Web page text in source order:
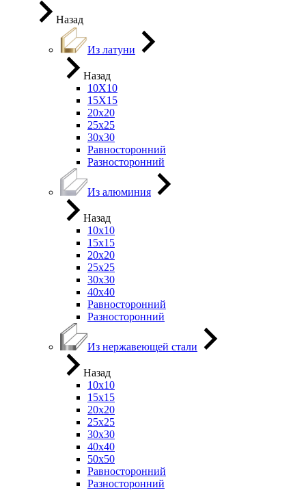
Назад
Из латуни
Назад
10Х10
15Х15
20х20
25х25
30х30
Равносторонний
Разносторонний
Из алюминия
Назад
10х10
15х15
20х20
25х25
30х30
40х40
Равносторонний
Разносторонний
Из нержавеющей стали
Назад
10х10
15х15
20х20
25х25
30х30
40х40
50х50
Равносторонний
Разносторонний